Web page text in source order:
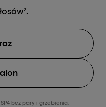
2.
bez pary i grzebienia,